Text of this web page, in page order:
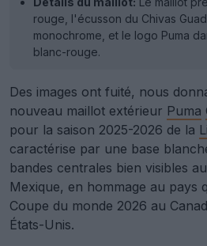
rouge, l'écusson du Chivas
monochrome, et le logo Puma
blanc-rouge.
Des images ont fuité, nous
nouveau maillot extérieur Puma
pour la saison 2025-2026 de la
caractérise par une base
bandes centrales bien visibles
Mexique, en hommage au pays
Coupe du monde 2026 au
États-Unis.